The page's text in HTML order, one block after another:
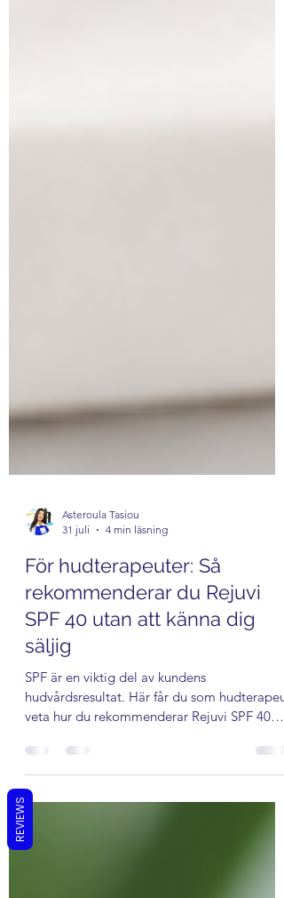
31 juli
4 min läsning
För hudterapeuter: Så
rekommenderar du Rejuvi
SPF 40 utan att känna dig
säljig
SPF är en viktig del av kundens
veta hur du rekommenderar Rejuvi SPF 40
och Tinted SPF 40 på ett naturligt sätt i
salongen
REVIEWS